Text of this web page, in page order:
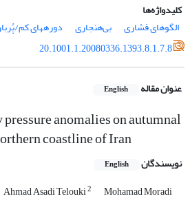
کلیدواژه‌ها
الگوهای فشاری
بی‌هنجاری دوره‏های کم/
20.1001.1.20080336.1393.8.1.7.8
عنوان مقاله English
anomalies on autumnal
coastline of Iran
نویسندگان English
Ahmad Asadi Telouki2 Mohamad Moradi